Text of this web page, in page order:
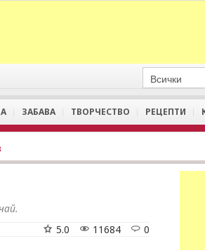
ЗАБАВА ТВОРЧЕСТВО РЕЦЕПТИ
0
11684
5.0